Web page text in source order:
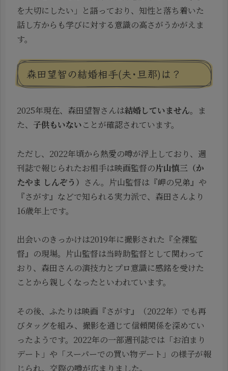
を大切にしたい」と語っており、知性と落ち着いた
話し方からも学びに対する意識の高さがうかがえま
す。
森田望智の結婚相手(夫･旦那)は？
2025年現在、森田望智さんは結婚していません。ま
た、 子供もいないことが確認されています。
ただし、2022年頃から熱愛の噂が浮上しており、週
刊誌で報じられたお相手は映画監督の片山慎三（か
たやま しんぞう） さん。片山監督は『岬の兄弟』や
『さがす』などで知られる実力派で、森田さんより
16歳年上です。
出会いのきっかけは2019年に撮影された『全裸監
督』の現場。片山監督は当時助監督として関わって
おり、森田さんの演技力とプロ意識に感銘を受けた
ことから親しくなったといわれています。
その後、ふたりは映画『さがす』（2022年）でも再
びタッグを組み、撮影を通じて信頼関係を深めてい
ったようです。2022年の一部週刊誌では「お泊まり
デート」や「スーパーでの買い物デート」の様子が報
じられ、交際の噂が広まりました。